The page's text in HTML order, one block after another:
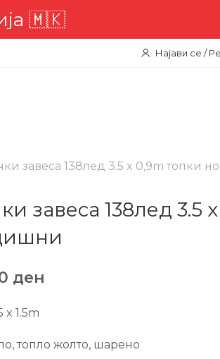
низ целата
Најави се /
завеса 138лед 3.5 x 0,9m топки
завеса 138лед 3.5
ден
x 1.5m
топло жолто, шарено